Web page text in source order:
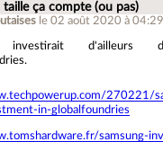
taille ça compte (ou pas)
le 02 août 2020 à 04:29
investirait d'ailleurs
270221/
in-globalfoundries
samsung-